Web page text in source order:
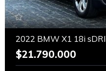
2022 BMW X1 18i
$21.790.000